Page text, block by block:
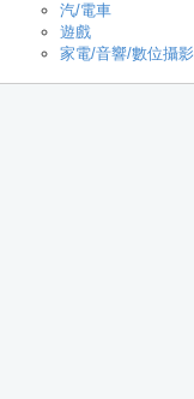
汽/電車
遊戲
家電/音響/數位攝影